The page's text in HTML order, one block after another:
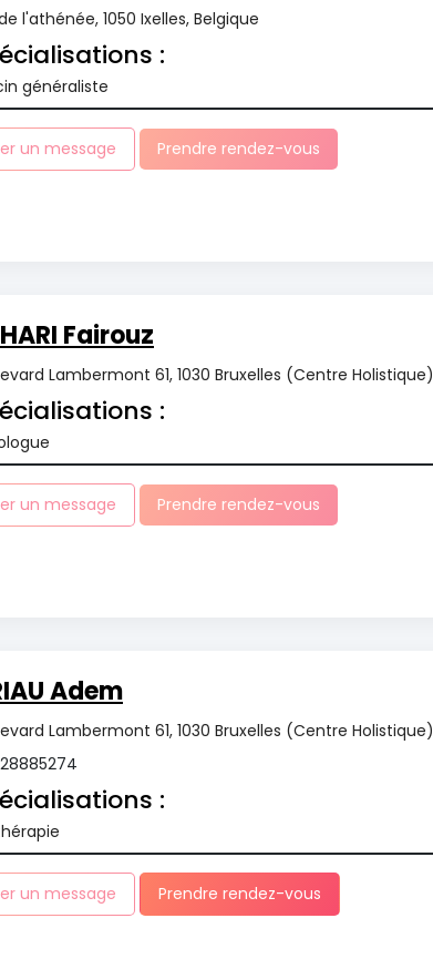
l'athénée, 1050 Ixelles, Belgique
:
généraliste
un message Prendre rendez-vous
Fairouz
Lambermont 61, 1030 Bruxelles (Centre Holistique)
:
un message Prendre rendez-vous
Adem
Lambermont 61, 1030 Bruxelles (Centre Holistique)
:
un message Prendre rendez-vous